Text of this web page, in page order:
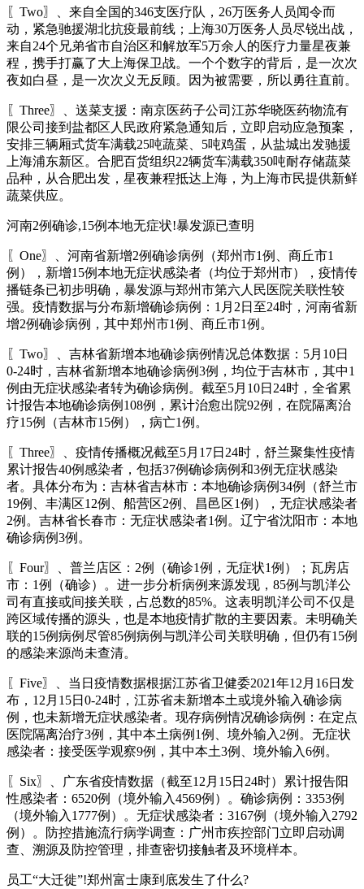
〖Two〗、来自全国的346支医疗队，26万医务人员闻令而
动，紧急驰援湖北抗疫最前线；上海30万医务人员尽锐出战，
来自24个兄弟省市自治区和解放军5万余人的医疗力量星夜兼
程，携手打赢了大上海保卫战。一个个数字的背后，是一次次
夜如白昼，是一次次义无反顾。因为被需要，所以勇往直前。
〖Three〗、送菜支援：南京医药子公司江苏华晓医药物流有
限公司接到盐都区人民政府紧急通知后，立即启动应急预案，
安排三辆厢式货车满载25吨蔬菜、5吨鸡蛋，从盐城出发驰援
上海浦东新区。合肥百货组织22辆货车满载350吨耐存储蔬菜
品种，从合肥出发，星夜兼程抵达上海，为上海市民提供新鲜
蔬菜供应。
河南2例确诊,15例本地无症状!暴发源已查明
〖One〗、河南省新增2例确诊病例（郑州市1例、商丘市1
例），新增15例本地无症状感染者（均位于郑州市），疫情传
播链条已初步明确，暴发源与郑州市第六人民医院关联性较
强。疫情数据与分布新增确诊病例：1月2日至24时，河南省新
增2例确诊病例，其中郑州市1例、商丘市1例。
〖Two〗、吉林省新增本地确诊病例情况总体数据：5月10日
0-24时，吉林省新增本地确诊病例3例，均位于吉林市，其中1
例由无症状感染者转为确诊病例。截至5月10日24时，全省累
计报告本地确诊病例108例，累计治愈出院92例，在院隔离治
疗15例（吉林市15例），病亡1例。
〖Three〗、疫情传播概况截至5月17日24时，舒兰聚集性疫情
累计报告40例感染者，包括37例确诊病例和3例无症状感染
者。具体分布为：吉林省吉林市：本地确诊病例34例（舒兰市
19例、丰满区12例、船营区2例、昌邑区1例），无症状感染者
2例。吉林省长春市：无症状感染者1例。辽宁省沈阳市：本地
确诊病例3例。
〖Four〗、普兰店区：2例（确诊1例，无症状1例）；瓦房店
市：1例（确诊）。进一步分析病例来源发现，85例与凯洋公
司有直接或间接关联，占总数的85%。这表明凯洋公司不仅是
跨区域传播的源头，也是本地疫情扩散的主要因素。未明确关
联的15例病例尽管85例病例与凯洋公司关联明确，但仍有15例
的感染来源尚未查清。
〖Five〗、当日疫情数据根据江苏省卫健委2021年12月16日发
布，12月15日0-24时，江苏省未新增本土或境外输入确诊病
例，也未新增无症状感染者。现存病例情况确诊病例：在定点
医院隔离治疗3例，其中本土病例1例、境外输入2例。无症状
感染者：接受医学观察9例，其中本土3例、境外输入6例。
〖Six〗、广东省疫情数据（截至12月15日24时）累计报告阳
性感染者：6520例（境外输入4569例）。确诊病例：3353例
（境外输入1777例）。无症状感染者：3167例（境外输入2792
例）。防控措施流行病学调查：广州市疾控部门立即启动调
查、溯源及防控管理，排查密切接触者及环境样本。
员工“大迁徙”!郑州富士康到底发生了什么?